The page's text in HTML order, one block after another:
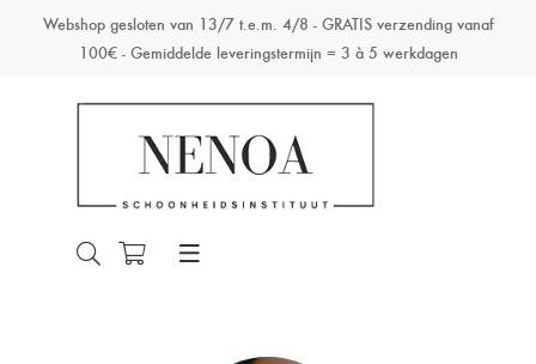
Webshop gesloten van 13/7 t.e.m. 4/8 - GRATIS verzending vanaf
100€ - Gemiddelde leveringstermijn = 3 à 5 werkdagen